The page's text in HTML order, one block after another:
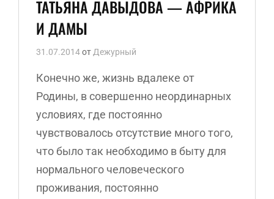
ТАТЬЯНА ДАВЫДОВА — АФРИКА
И ДАМЫ
31.07.2014от Дежурный
Конечно же, жизнь вдалеке от
Родины, в совершенно неординарных
условиях, где постоянно
чувствовалось отсутствие много того,
что было так необходимо в быту для
нормального человеческого
проживания, постоянно